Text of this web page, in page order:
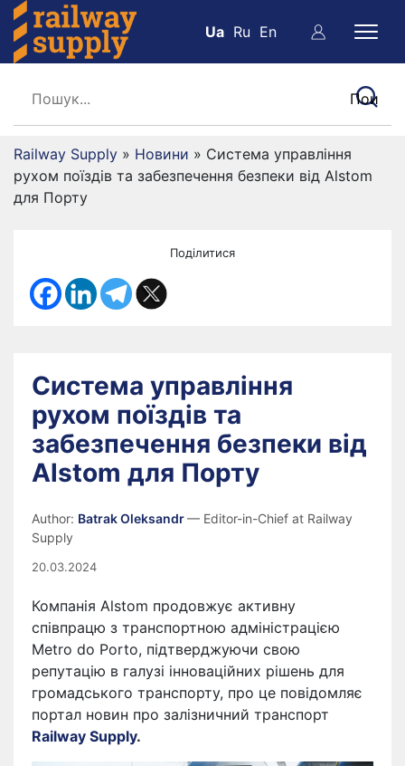
Ua Ru En
Railway Supply » Новини » Система управління
рухом поїздів та забезпечення безпеки від Alstom
для Порту
Поділитися
Система управління
рухом поїздів та
забезпечення безпеки від
Alstom для Порту
Author: Batrak Oleksandr— Editor-in-Chief at Railway
Supply
20.03.2024
Компанія Alstom продовжує активну
співпрацю з транспортною адміністрацією
Metro do Porto, підтверджуючи свою
репутацію в галузі інноваційних рішень для
громадського транспорту, про це повідомляє
портал новин про залізничний транспорт
Railway Supply.